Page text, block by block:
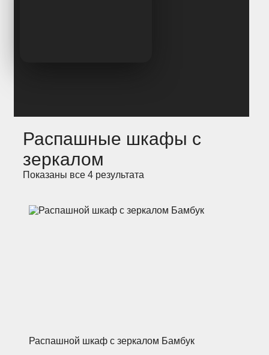
Распашные шкафы с
зеркалом
Показаны все 4 результата
Распашной шкаф с зеркалом Бамбук